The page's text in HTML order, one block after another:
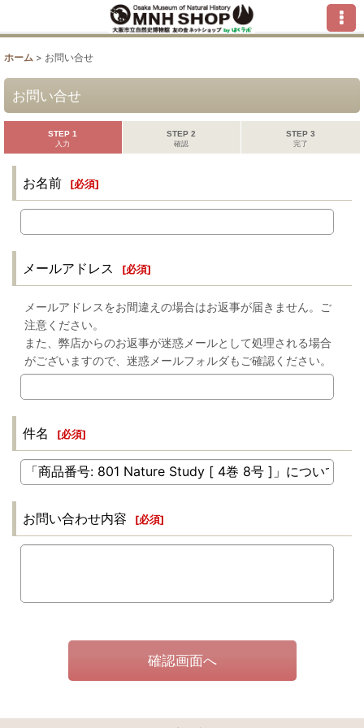
ホーム > お問い合せ
お問い合せ
STEP 1
入力
STEP 2
確認
STEP 3
完了
お名前 [必須]
メールアドレス [必須]
メールアドレスをお間違えの場合はお返事が届きません。ご
注意ください。
また、弊店からのお返事が迷惑メールとして処理される場合
がございますので、迷惑メールフォルダもご確認ください。
件名 [必須]
お問い合わせ内容 [必須]
確認画面へ